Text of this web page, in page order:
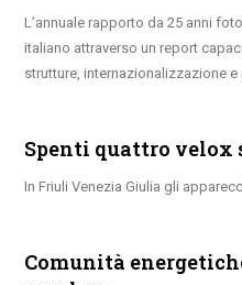
L’annuale rapporto da 25 anni
italiano attraverso un report
strutture, internazionalizzazione
Spenti quattro velox
In Friuli Venezia Giulia gli
Comunità